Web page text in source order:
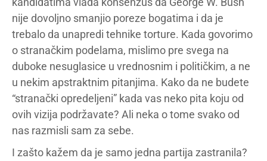
nije dovoljno smanjio poreze bogatima i da je
trebalo da unapredi tehnike torture. Kada govorimo
o stranačkim podelama, mislimo pre svega na
duboke nesuglasice u vrednosnim i političkim, a ne
u nekim apstraktnim pitanjima. Kako da ne budete
“stranački opredeljeni” kada vas neko pita koju od
ovih vizija podržavate? Ali neka o tome svako od
nas razmisli sam za sebe.
I zašto kažem da je samo jedna partija zastranila?